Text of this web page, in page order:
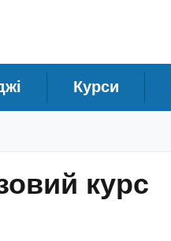
Курси
курс